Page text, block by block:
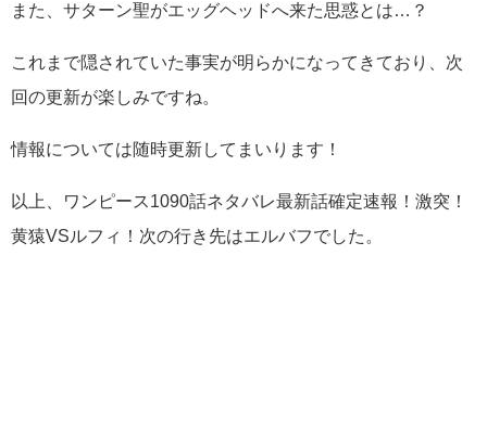
また、サターン聖がエッグヘッドへ来た思惑とは…？
これまで隠されていた事実が明らかになってきており、次
回の更新が楽しみですね。
情報については随時更新してまいります！
以上、ワンピース1090話ネタバレ最新話確定速報！激突！
黄猿VSルフィ！次の行き先はエルバフでした。